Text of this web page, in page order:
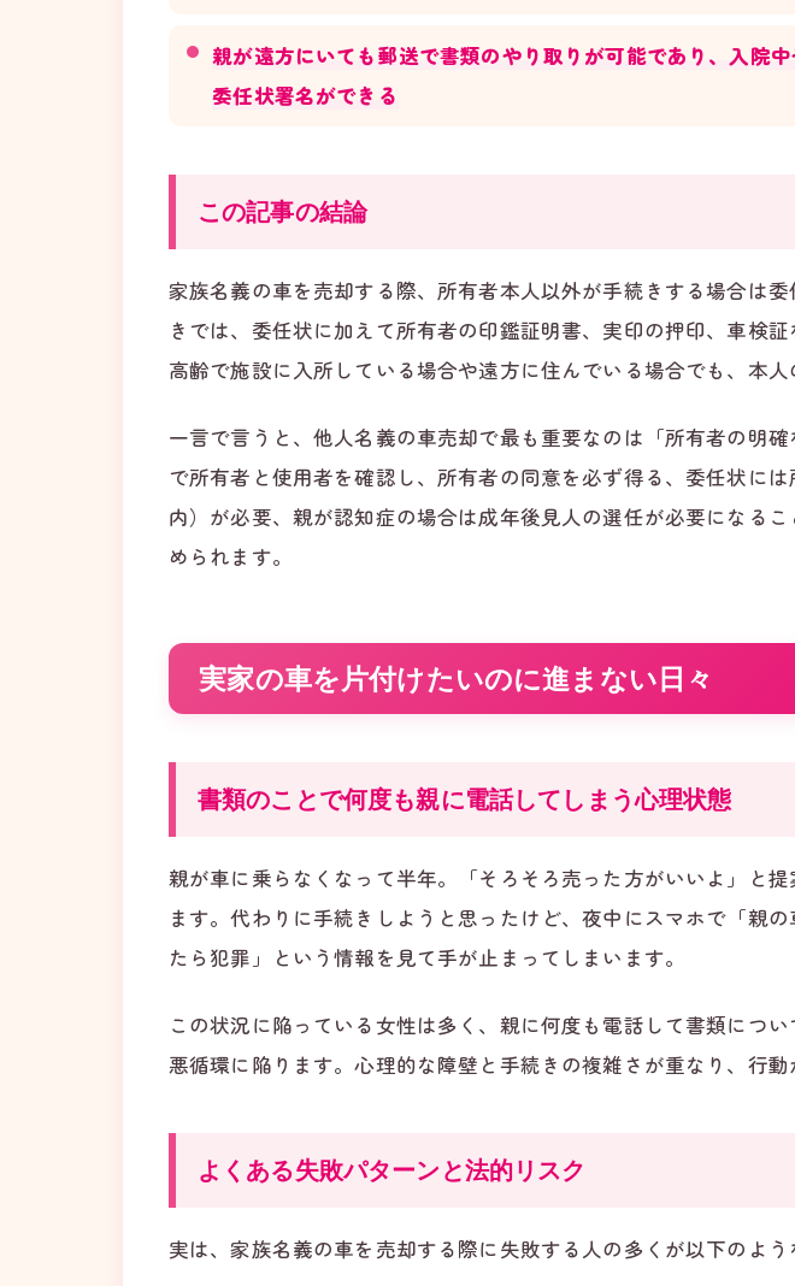
親が遠方にいても郵送で書類のやり取りが可能であり、入院
委任状署名ができる
この記事の結論
家族名義の車を売却する際、所有者本人以外が手続きする場合は
きでは、委任状に加えて所有者の印鑑証明書、実印の押印、車検
高齢で施設に入所している場合や遠方に住んでいる場合でも、本人
一言で言うと、他人名義の車売却で最も重要なのは「所有者の明
で所有者と使用者を確認し、所有者の同意を必ず得る、委任状に
内）が必要、親が認知症の場合は成年後見人の選任が必要になる
められます。
実家の車を片付けたいのに進まない日々
書類のことで何度も親に電話してしまう心理状態
親が車に乗らなくなって半年。「そろそろ売った方がいいよ」と
ます。代わりに手続きしようと思ったけど、夜中にスマホで「親
たら犯罪」という情報を見て手が止まってしまいます。
この状況に陥っている女性は多く、親に何度も電話して書類につ
悪循環に陥ります。心理的な障壁と手続きの複雑さが重なり、行動
よくある失敗パターンと法的リスク
実は、家族名義の車を売却する際に失敗する人の多くが以下のよう